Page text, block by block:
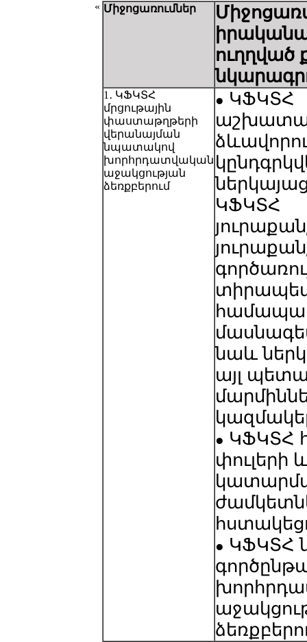
« Միջոցառումներ
ուղղված
1․ ԿՖԿՏՀ
մրցութային
փաստաթղթերի
վերանայման
նպատակով
խորհրդատվական
աջակցության
ձեռքբերում
● ԿՖԿՏՀ
ԿՖԿՏՀ
նաև
այլ
● ԿՖԿՏՀ
փուլերի
● ԿՖԿՏՀ